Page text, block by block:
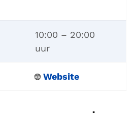
10:00 – 20:00
uur
🌐 Website